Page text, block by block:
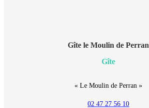
Gîte le Moulin de Perran
Gîte
« Le Moulin de Perran »
02 47 27 56 10